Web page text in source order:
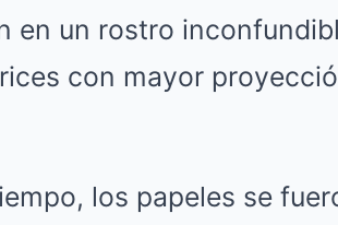
en un rostro
con mayor
los papeles se